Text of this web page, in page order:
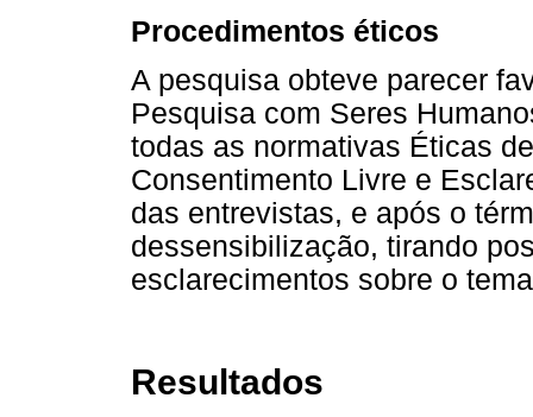
Procedimentos éticos
A pesquisa obteve parecer
Pesquisa com Seres
todas as normativas Éticas
Consentimento Livre e
das entrevistas, e após o
dessensibilização, tirando
esclarecimentos sobre o
Resultados